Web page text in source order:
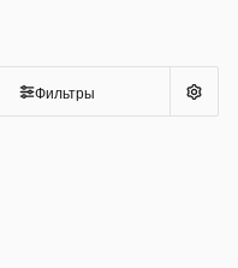
Фильтры